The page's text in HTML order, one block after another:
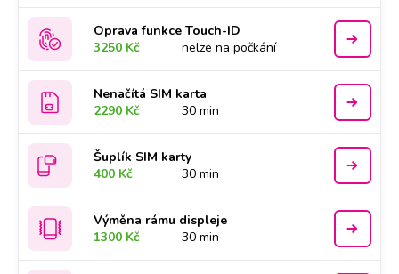
Oprava funkce Touch-ID
3250 Kč
nelze na počkání
Nenačítá SIM karta
2290 Kč
30 min
Šuplík SIM karty
400 Kč
30 min
Výměna rámu displeje
1300 Kč
30 min